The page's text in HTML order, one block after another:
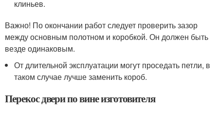
клиньев.
Важно! По окончании работ следует проверить зазор
между основным полотном и коробкой. Он должен быть
везде одинаковым.
От длительной эксплуатации могут проседать петли, в
таком случае лучше заменить короб.
Перекос двери по вине изготовителя